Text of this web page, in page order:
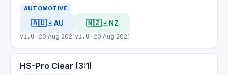
AUTOMOTIVE
🇦🇺 AU
v1.0 · 20 Aug 2021
🇳🇿 NZ
v1.0 · 20 Aug 2021
HS-Pro Clear (3:1)